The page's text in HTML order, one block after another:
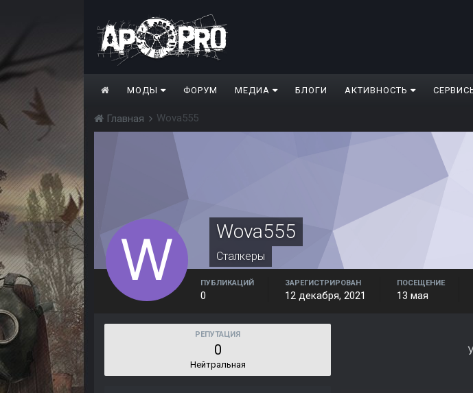
МОДЫ ФОРУМ МЕДИА БЛОГИ АКТИВНОСТЬ
Главная Wova555
Wova555
Сталкеры
ПУБЛИКАЦИЙ
0
ЗАРЕГИСТРИРОВАН
12 декабря, 2021
ПОСЕЩЕНИЕ
13 мая
РЕПУТАЦИЯ
0
Нейтральная